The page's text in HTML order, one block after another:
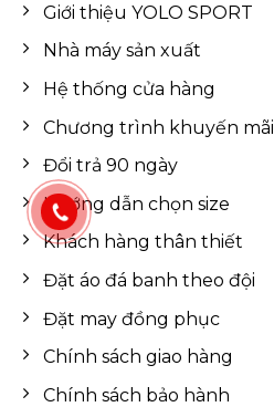
Giới thiệu YOLO SPORT
Nhà máy sản xuất
Hệ thống cửa hàng
Chương trình khuyến mãi
Đổi trả 90 ngày
Hướng dẫn chọn size
Khách hàng thân thiết
Đặt áo đá banh theo đội
Đặt may đồng phục
Chính sách giao hàng
Chính sách bảo hành